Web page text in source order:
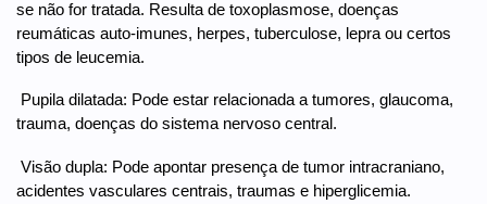
se não for tratada. Resulta de toxoplasmose, doenças
reumáticas auto-imunes, herpes, tuberculose, lepra ou certos
tipos de leucemia.
 Pupila dilatada: Pode estar relacionada a tumores, glaucoma,
trauma, doenças do sistema nervoso central.
 Visão dupla: Pode apontar presença de tumor intracraniano,
acidentes vasculares centrais, traumas e hiperglicemia.